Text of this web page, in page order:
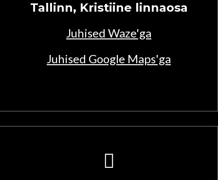
Tallinn, Kristiine linnaosa
Juhised Waze'ga
Juhised Google Maps'ga